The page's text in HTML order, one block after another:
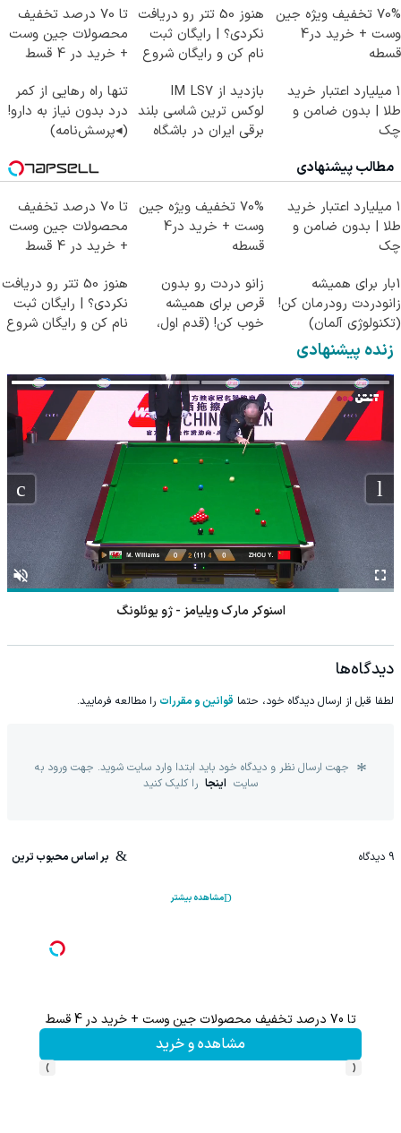
70% تخفیف ویژه جین
وست + خرید در4
قسطه
هنوز 50 تتر رو دریافت
نکردی؟ | رایگان ثبت
نام کن و رایگان شروع
تا 70 درصد تخفیف
محصولات جین وست
+ خرید در 4 قسط
۱ میلیارد اعتبار خرید
طلا | بدون ضامن و
چک
بازدید از IM LS7
لوکس ترین شاسی بلند
برقی ایران در باشگاه
تنها راه رهایی از کمر
درد بدون نیاز به دارو!
(◂پرسش‌نامه)
مطالب پیشنهادی
۱ میلیارد اعتبار خرید
طلا | بدون ضامن و
چک
70% تخفیف ویژه جین
وست + خرید در4
قسطه
تا 70 درصد تخفیف
محصولات جین وست
+ خرید در 4 قسط
1بار برای همیشه
زانودردت رودرمان کن!
(تکنولوژی آلمان)
◂پرسشنامه▸
زانو دردت رو بدون
قرص برای همیشه
خوب کن! (قدم اول،
هنوز 50 تتر رو دریافت
نکردی؟ | رایگان ثبت
نام کن و رایگان شروع
زنده پیشنهادی
اسنوکر مارک ویلیامز - ژو یوئلونگ
دیدگاه‌ها
لطفا قبل از ارسال دیدگاه خود، حتما قوانین و مقررات را مطالعه فرمایید.
جهت ارسال نظر و دیدگاه خود باید ابتدا وارد سایت شوید. جهت ورود به
سایت اینجا را کلیک کنید
9 دیدگاه بر اساس محبوب ترین
مشاهده بیشتر
تا 70 درصد تخفیف محصولات جین وست + خرید در 4 قسط
مشاهده و خرید
‹
›